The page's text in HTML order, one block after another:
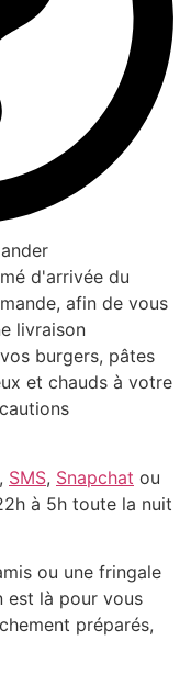
d'arrivée du
afin de vous
livraison
burgers, pâtes
et chauds à votre
, SMS, Snapchat ou
à 5h toute la nuit
ou une fringale
est là pour vous
préparés,